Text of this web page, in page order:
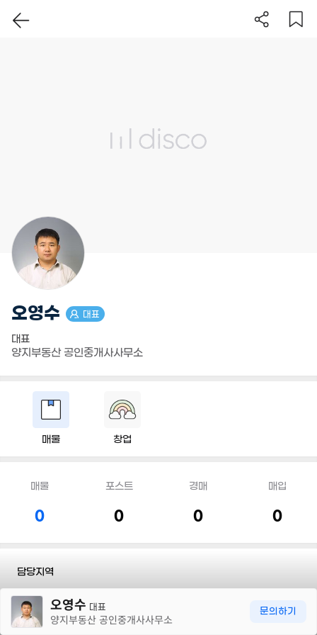
오영수 대표
대표
양지부동산 공인중개사사무소
매물 창업
매물
0
포스트
0
경매
0
매입
0
담당지역
전화 오영수 대표
양지부동산 공인중개사사무소
문의하기